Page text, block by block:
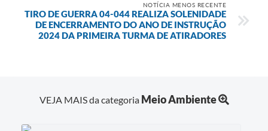
NOTÍCIA MENOS RECENTE
TIRO DE GUERRA 04-044 REALIZA SOLENIDADE
DE ENCERRAMENTO DO ANO DE INSTRUÇÃO
2024 DA PRIMEIRA TURMA DE ATIRADORES
VEJA MAIS da categoria Meio Ambiente